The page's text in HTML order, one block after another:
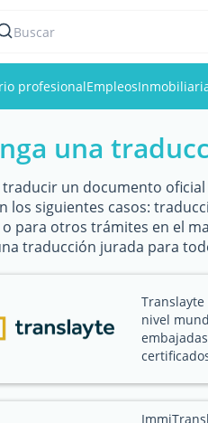
Buscar
profesionalEmpleos
una
traducir un documento
los siguientes casos:
o para otros trámites en el
traducción jurada para
nivel